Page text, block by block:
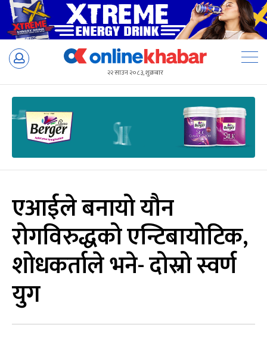
Skip
२२ साउन २०८३, शुक्रबार
एआईले बनायो यौन
रोगविरुद्धको एन्टिबायोटिक,
शोधकर्ताले भने- दोस्रो स्वर्ण
युग